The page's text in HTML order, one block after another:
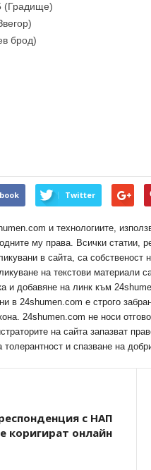
1965 (Градище)
(Звегор)
(Царев брод)
Twitter
и технологиите,
му права. Всички статии,
в сайта, са
на текстови материали
и добавяне на линк към
в 24shumen.com е строго
24shumen.com не носи
на сайта запазват
и спазване на
с НАП
коригират онлайн